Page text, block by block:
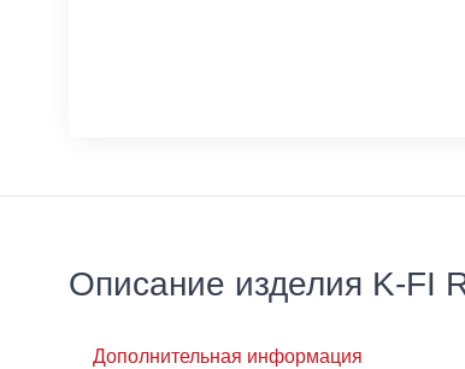
Описание изделия K-FI
Дополнительная информация